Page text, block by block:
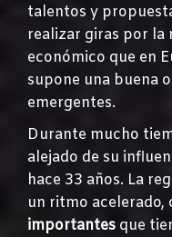
talentos y
realizar giras por la
económico que en
supone una buena
emergentes.
Durante mucho
alejado de su
hace 33 años. La
un ritmo acelerado,
importantes que